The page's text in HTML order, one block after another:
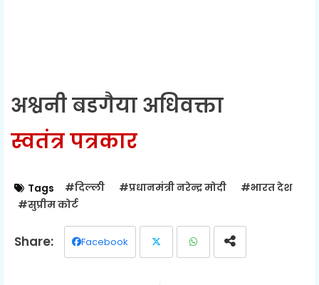
अश्वनी बडगैया अधिवक्ता
स्वतंत्र पत्रकार
Tags #दिल्ली #प्रधानमंत्री नरेन्द्र मोदी
#भारत देश
#सुप्रीम कोर्ट
Facebook